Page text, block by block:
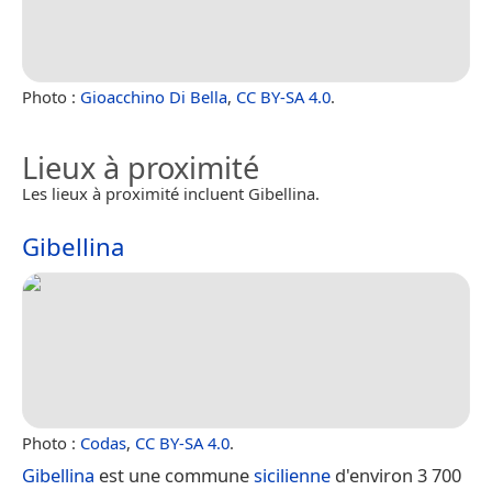
Photo : Gioacchino Di Bella, CC BY-SA 4.0.
Lieux à proximité
Les lieux à proximité incluent Gibellina.
Gibellina
Photo : Codas, CC BY-SA 4.0.
Gibellina est une communesicilienne d'environ 3 700